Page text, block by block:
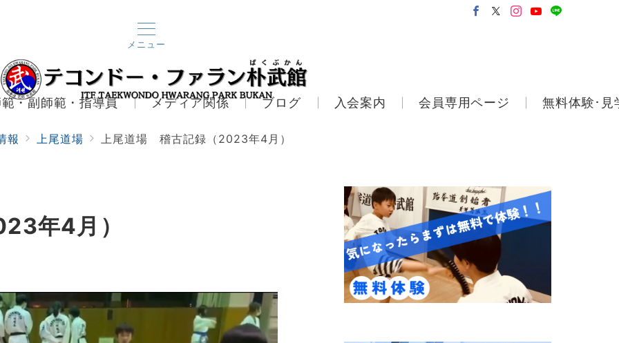
メニュー
・副師範・指導員 メディア関係 ブログ 入会案内 会員専用ページ 無料体験･見
報 上尾道場 上尾道場 稽古記録（2023年4月）
年4月）